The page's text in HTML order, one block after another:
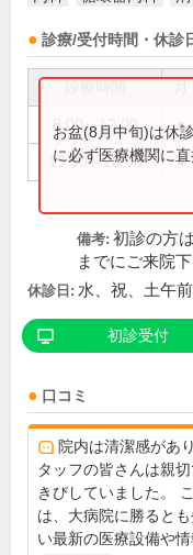
診療/受付時間・休診
8:00～12:00 ●
15:00～20:00 ●
お盆(8月中旬)は休
に必ず医療機関に直
備考: 初診の方
までにご来院下
休診日: 水、祝、土午
初診受付
口コミ
院内は清潔感があ
タッフの皆さんは親
きびしていました。
は、大病院に勝ると
い最新の医療設備や情